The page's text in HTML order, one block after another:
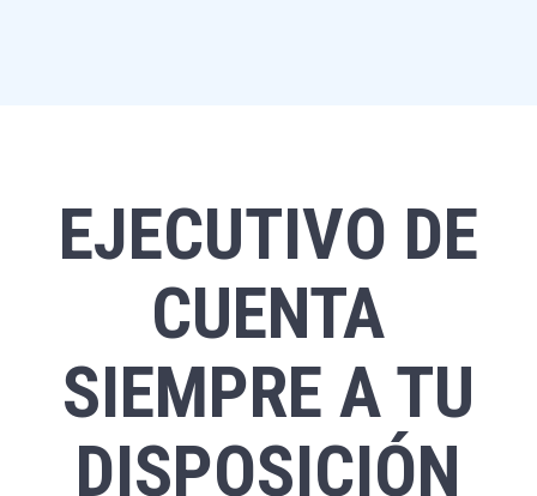
EJECUTIVO DE
CUENTA
SIEMPRE A TU
DISPOSICIÓN